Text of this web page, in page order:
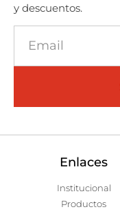
y descuentos.
Enlaces
Institucional
Productos